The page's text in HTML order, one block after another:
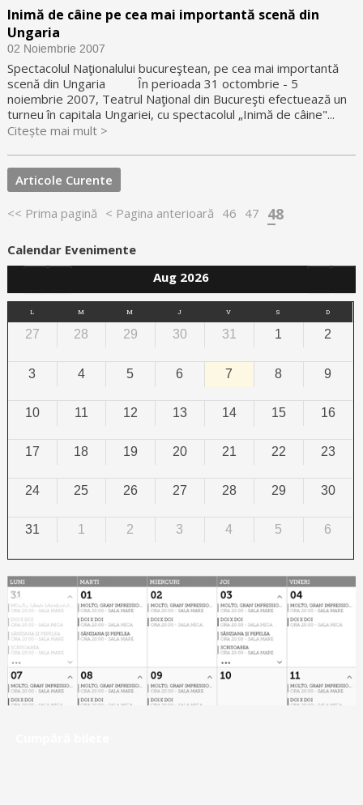
Inimă de câine pe cea mai importantă scenă din
Ungaria
02 Noiembrie 2007
Spectacolul Naţionalului bucureştean, pe cea mai importantă
scenă din Ungaria În perioada 31 octombrie - 5
noiembrie 2007, Teatrul Naţional din Bucureşti efectuează un
turneu în capitala Ungariei, cu spectacolul „Inimă de câine"...
Citește mai mult >
Articole Curente
<< Prima pagină < Pagina anterioară 46 47 48
Calendar Evenimente
Aug 2026
L M M J V S D
27 28 29 30 31 1 2
3 4 5 6 7 8 9
10 11 12 13 14 15 16
17 18 19 20 21 22 23
24 25 26 27 28 29 30
31 1 2 3 4 5 6
Calendar